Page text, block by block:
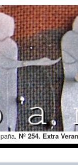
Nº 254. Extra